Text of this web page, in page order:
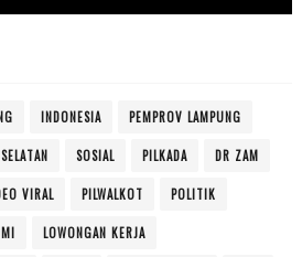
INDONESIA PEMPROV LAMPUNG
SOSIAL PILKADA DR ZAM
VIRAL PILWALKOT POLITIK
LOWONGAN KERJA